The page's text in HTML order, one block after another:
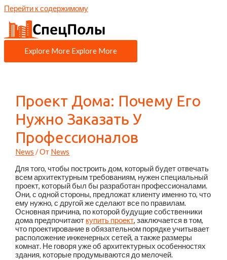
Перейти к содержимому
Explore More Explore More
Проект Дома: Почему Его
Нужно Заказать У
Профессионалов
News / От News
Для того, чтобы построить дом, который будет отвечать
всем архитектурным требованиям, нужен специальный
проект, который был бы разработан профессионалами.
Они, с одной стороны, предложат клиенту именно то, что
ему нужно, с другой же сделают все по правилам.
Основная причина, по которой будущие собственники
дома предпочитают купить проект, заключается в том,
что проектирование в обязательном порядке учитывает
расположение инженерных сетей, а также размеры
комнат. Не говоря уже об архитектурных особенностях
здания, которые продумываются до мелочей.